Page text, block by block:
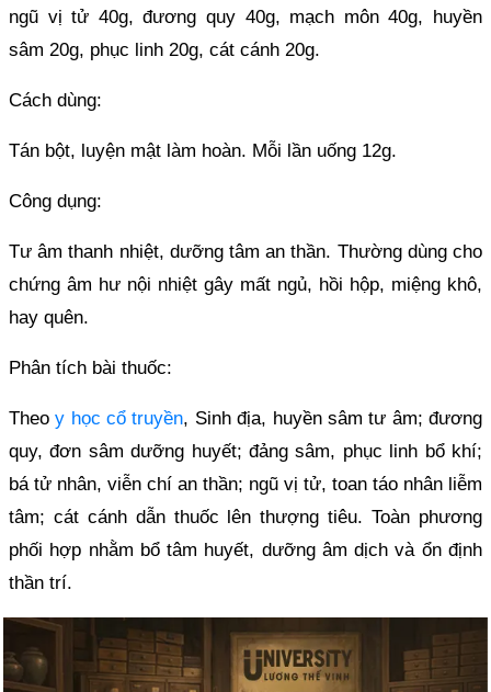
ngũ vị tử 40g, đương quy 40g, mạch môn 40g, huyền
sâm 20g, phục linh 20g, cát cánh 20g.
Cách dùng:
Tán bột, luyện mật làm hoàn. Mỗi lần uống 12g.
Công dụng:
Tư âm thanh nhiệt, dưỡng tâm an thần. Thường dùng cho
chứng âm hư nội nhiệt gây mất ngủ, hồi hộp, miệng khô,
hay quên.
Phân tích bài thuốc:
Theoy học cổ truyền, Sinh địa, huyền sâm tư âm; đương
quy, đơn sâm dưỡng huyết; đảng sâm, phục linh bổ khí;
bá tử nhân, viễn chí an thần; ngũ vị tử, toan táo nhân liễm
tâm; cát cánh dẫn thuốc lên thượng tiêu. Toàn phương
phối hợp nhằm bổ tâm huyết, dưỡng âm dịch và ổn định
thần trí.